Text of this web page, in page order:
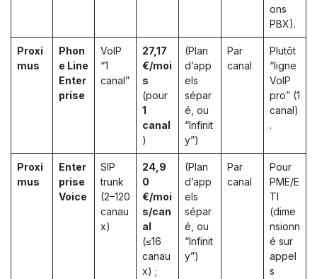
ons
PBX).
Proxi
mus
Phon
e Line
Enter
prise
VoIP
“1
canal”
27,17
€/moi
s
(pour
1
canal
)
(Plan
d’app
els
sépar
é, ou
“Infinit
y”)
Par
canal
Plutôt
“ligne
VoIP
pro” (1
canal)
.
Proxi
mus
Enter
prise
Voice
SIP
trunk
(2–120
canau
x)
24,9
0
€/moi
s/can
al
(≤16
canau
x) ;
(Plan
d’app
els
sépar
é, ou
“Infinit
y”)
Par
canal
Pour
PME/E
TI
(dime
nsionn
é sur
appel
s